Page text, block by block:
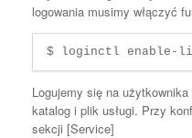
logowania musimy włączyć
$ loginctl enable-
Logujemy się na
katalog i plik usługi. Przy
sekcji [Service]